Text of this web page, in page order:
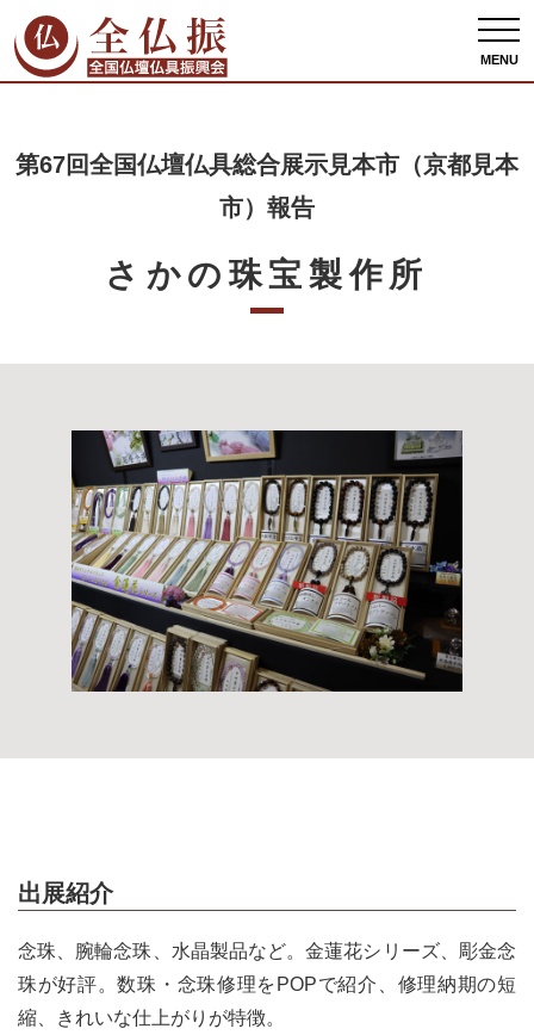
MENU
全仏振ホーム 出展者情報
第67回全国仏壇仏具総合展示見本市（京都見本市）報
さかの珠宝製作所
第67回全国仏壇仏具総合展示見本市（京都見本
市）報告
さかの珠宝製作所
出展紹介
念珠、腕輪念珠、水晶製品など。金蓮花シリーズ、彫金念
珠が好評。数珠・念珠修理をPOPで紹介、修理納期の短
縮、きれいな仕上がりが特徴。